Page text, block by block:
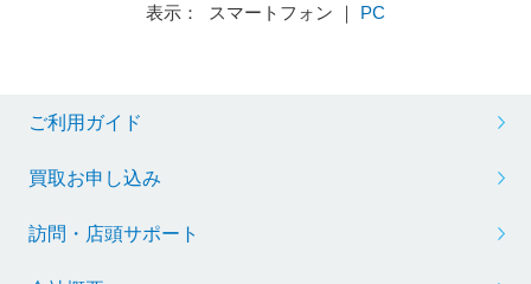
表示： スマートフォン ｜ PC
ご利用ガイド
買取お申し込み
訪問・店頭サポート